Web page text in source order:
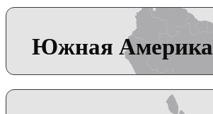
Южная Америка